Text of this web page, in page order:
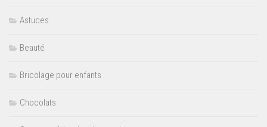
Astuces
Beauté
Bricolage pour enfants
Chocolats